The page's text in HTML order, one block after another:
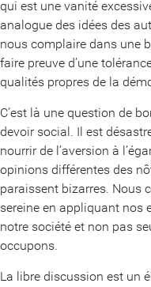
qui est une vanité
analogue des idées des
nous complaire dans une
faire preuve d’une
qualités propres de la
C’est là une question de
devoir social. Il est
nourrir de l’aversion à
opinions différentes des
paraissent bizarres. Nous
sereine en appliquant nos
notre société et non pas
occupons.
La libre discussion est un